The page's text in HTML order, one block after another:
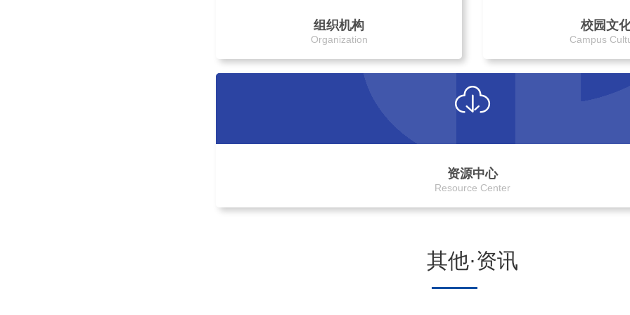
组织机构
Organization
校园文
Campus
资源中心
Resource Center
其他·资讯